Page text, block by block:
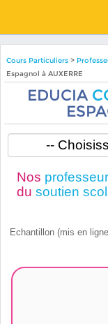
Cours Particuliers>
Espagnol à AUXERRE
EDUCIA
Nos
du soutien
Echantillon (mis en